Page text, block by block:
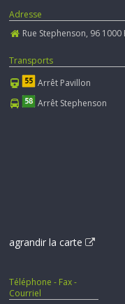
Adresse
Rue Stephenson, 96 1000
Transports
Arrêt Pavillon
Arrêt Stephenson
agrandir la carte
Téléphone - Fax -
Courriel